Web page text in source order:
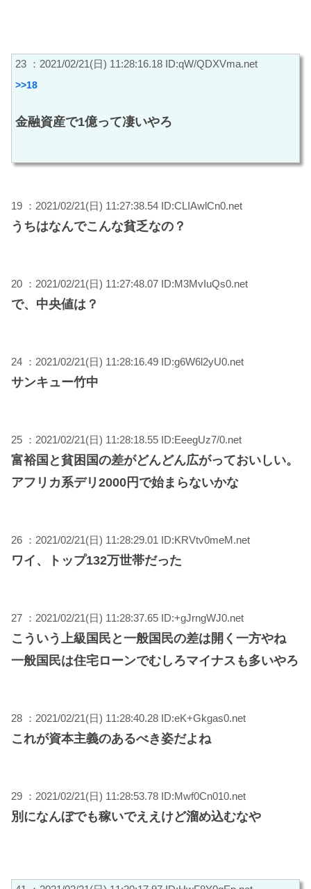
23 ：2021/02/21(日) 11:28:16.18 ID:qW/QDXVma.net
>>18
金融資産で1億って凄いやろ
19 ：2021/02/21(日) 11:27:38.54 ID:CLIAwlCn0.net
うちはなんでこんな貧乏なの？
20 ：2021/02/21(日) 11:27:48.07 ID:M3MvIuQs0.net
で、中央値は？
24 ：2021/02/21(日) 11:28:16.49 ID:g6W6l2yU0.net
サンキュー竹中
25 ：2021/02/21(日) 11:28:18.55 ID:EeegUz7/0.net
富裕国と貧困国の差がどんどん広がっておいしい。
アフリカ系デリ2000円で始まらないかな
26 ：2021/02/21(日) 11:28:29.01 ID:KRVtv0meM.net
ワイ、トップ132万世帯だった
27 ：2021/02/21(日) 11:28:37.65 ID:+gJrngWJ0.net
こういう上級国民と一般国民の差は開く一方やね
一般国民は住宅ローンでむしろマイナスも多いやろ
28 ：2021/02/21(日) 11:28:40.28 ID:eK+Gkgas0.net
これが資本主義のあるべき姿だよね
29 ：2021/02/21(日) 11:28:53.78 ID:Mwf0Cn010.net
別になんぼでも稼いでええけど溜め込むなや